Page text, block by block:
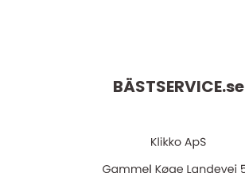
BÄSTSERVICE.se